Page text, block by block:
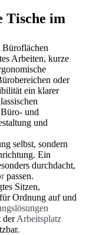
Tische im
Büroflächen
Arbeiten, kurze
oder
ein klarer
und
und
selbst, sondern
Ein
durchdacht,
passen.
Sitzen,
Ordnung auf und
derArbeitsplatz